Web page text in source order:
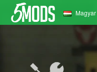
Magyar